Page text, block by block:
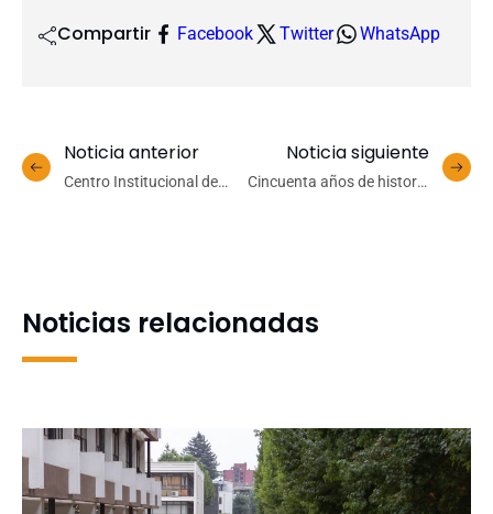
Compartir Facebook Twitter WhatsApp
Noticia anterior
Centro Institucional de
Noticia siguiente
Cincuenta años de historia
Noticias relacionadas